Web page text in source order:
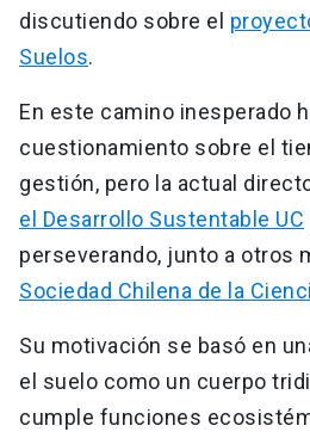
discutiendo sobre el
Suelos.
En este camino inesperado
cuestionamiento sobre el
gestión, pero la actual
el Desarrollo Sustentable UC
perseverando, junto a otros
Sociedad Chilena de la
Su motivación se basó en
el suelo como un cuerpo
cumple funciones